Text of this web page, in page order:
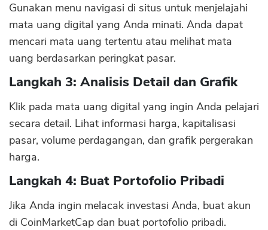
Gunakan menu navigasi di situs untuk menjelajahi
mata uang digital yang Anda minati. Anda dapat
mencari mata uang tertentu atau melihat mata
uang berdasarkan peringkat pasar.
Langkah 3: Analisis Detail dan Grafik
Klik pada mata uang digital yang ingin Anda pelajari
secara detail. Lihat informasi harga, kapitalisasi
pasar, volume perdagangan, dan grafik pergerakan
harga.
Langkah 4: Buat Portofolio Pribadi
Jika Anda ingin melacak investasi Anda, buat akun
di CoinMarketCap dan buat portofolio pribadi.